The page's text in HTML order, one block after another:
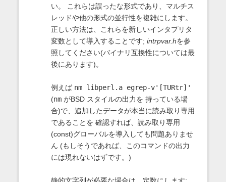
い。 これらは誤ったな形式であり、マルチス
レッドや他の形式の並行性を複雑にします。
正しい方法は、これらを新しいインタプリタ
変数として導入することです; intrpvar.hを参
照してください(バイナリ互換性については最
後にあります)。
例えば nm libperl.a egrep-v'[TURtr]'
(nmがBSD スタイルの出力を 持っている場
合)で、追加したデータが本当に読み取り専用
であることを 確認すれば、読み取り専用
(const)グローバルを導入しても問題ありませ
ん (もしそうであれば、このコマンドの出力
には現れないはずです。)
静的文字列が必要な場合は、定数にします: